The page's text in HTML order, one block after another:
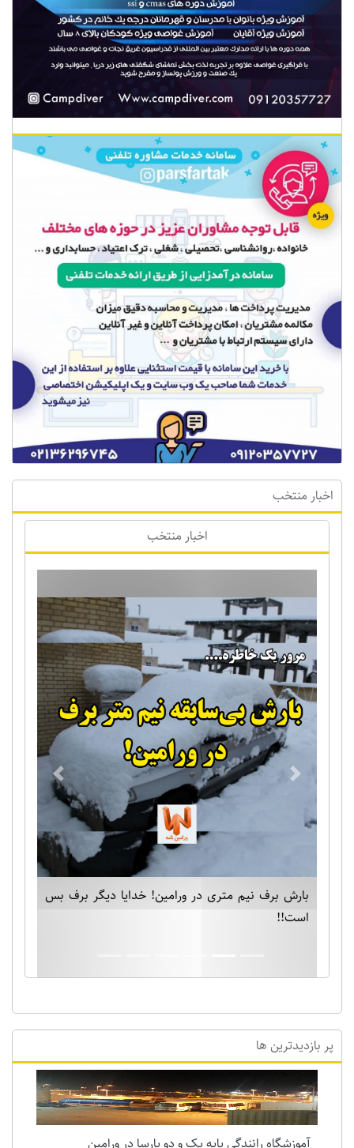
اخبار منتخب
اخبار منتخب
بارش برف نیم متری در ورامین! خدایا دیگر برف بس
است!!
Previous Next
پر بازدیدترین ها
آموزشگاه رانندگی پایه یک و دو پارسا در ورامین